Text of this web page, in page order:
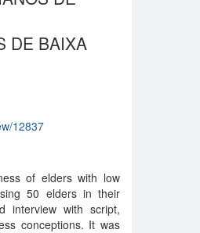
DE BAIXA
12837
of elders with low
50 elders in their
interview with script,
conceptions. It was